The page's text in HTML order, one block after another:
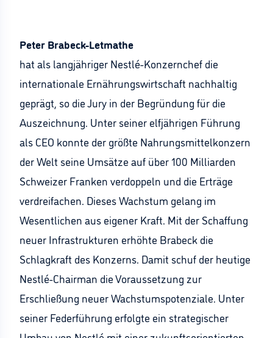
Peter Brabeck-Letmathe
hat als langjähriger Nestlé-Konzernchef die
internationale Ernährungswirtschaft nachhaltig
geprägt, so die Jury in der Begründung für die
Auszeichnung. Unter seiner elfjährigen Führung
als CEO konnte der größte Nahrungsmittelkonzern
der Welt seine Umsätze auf über 100 Milliarden
Schweizer Franken verdoppeln und die Erträge
verdreifachen. Dieses Wachstum gelang im
Wesentlichen aus eigener Kraft. Mit der Schaffung
neuer Infrastrukturen erhöhte Brabeck die
Schlagkraft des Konzerns. Damit schuf der heutige
Nestlé-Chairman die Voraussetzung zur
Erschließung neuer Wachstumspotenziale. Unter
seiner Federführung erfolgte ein strategischer